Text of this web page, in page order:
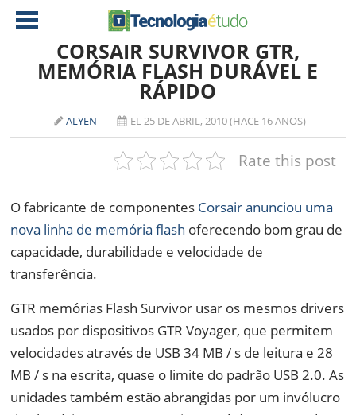
NVIDIA
NOTEBOOKS
TABLETS
NOKIA
DOWNLOADS
CORSAIR SURVIVOR GTR,
MEMÓRIA FLASH DURÁVEL E
RÁPIDO
ALYEN EL 25 DE ABRIL, 2010 (HACE 16 ANOS)
Rate this post
O fabricante de componentes Corsair anunciou uma
nova linha de memória flash oferecendo bom grau de
capacidade, durabilidade e velocidade de
transferência.
GTR memórias Flash Survivor usar os mesmos drivers
usados por dispositivos GTR Voyager, que permitem
velocidades através de USB 34 MB / s de leitura e 28
MB / s na escrita, quase o limite do padrão USB 2.0. As
unidades também estão abrangidas por um invólucro